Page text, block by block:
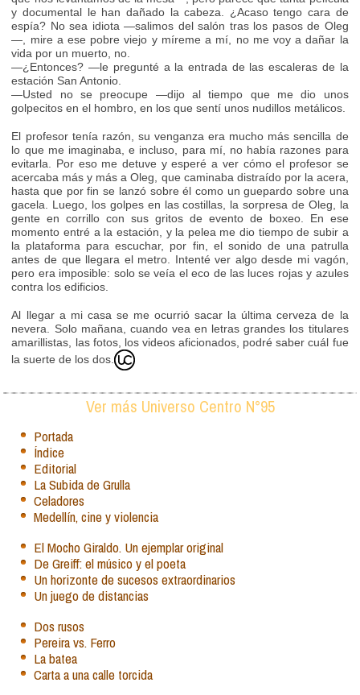
y documental le han dañado la cabeza. ¿Acaso tengo cara de
espía? No sea idiota —salimos del salón tras los pasos de Oleg
—, mire a ese pobre viejo y míreme a mí, no me voy a dañar la
vida por un muerto, no.
—¿Entonces? —le pregunté a la entrada de las escaleras de la
estación San Antonio.
—Usted no se preocupe —dijo al tiempo que me dio unos
golpecitos en el hombro, en los que sentí unos nudillos metálicos.
El profesor tenía razón, su venganza era mucho más sencilla de
lo que me imaginaba, e incluso, para mí, no había razones para
evitarla. Por eso me detuve y esperé a ver cómo el profesor se
acercaba más y más a Oleg, que caminaba distraído por la acera,
hasta que por fin se lanzó sobre él como un guepardo sobre una
gacela. Luego, los golpes en las costillas, la sorpresa de Oleg, la
gente en corrillo con sus gritos de evento de boxeo. En ese
momento entré a la estación, y la pelea me dio tiempo de subir a
la plataforma para escuchar, por fin, el sonido de una patrulla
antes de que llegara el metro. Intenté ver algo desde mi vagón,
pero era imposible: solo se veía el eco de las luces rojas y azules
contra los edificios.
Al llegar a mi casa se me ocurrió sacar la última cerveza de la
nevera. Solo mañana, cuando vea en letras grandes los titulares
amarillistas, las fotos, los videos aficionados, podré saber cuál fue
la suerte de los dos.
Ver más Universo Centro N°95
Portada
Índice
Editorial
La Subida de Grulla
Celadores
Medellín, cine y violencia
El Mocho Giraldo. Un ejemplar original
De Greiff: el músico y el poeta
Un horizonte de sucesos extraordinarios
Un juego de distancias
Dos rusos
Pereira vs. Ferro
La batea
Carta a una calle torcida